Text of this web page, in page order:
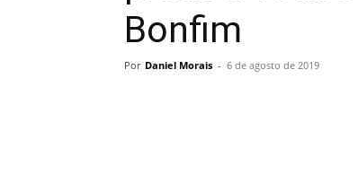
Bonfim
Por Daniel Morais - 6 de agosto de 2019